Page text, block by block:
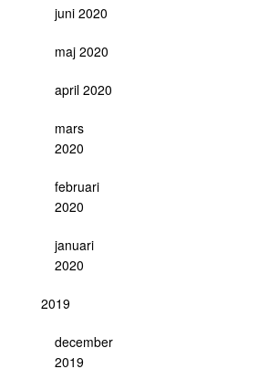
juni 2020
maj 2020
april 2020
mars
2020
februari
2020
januari
2020
2019
december
2019